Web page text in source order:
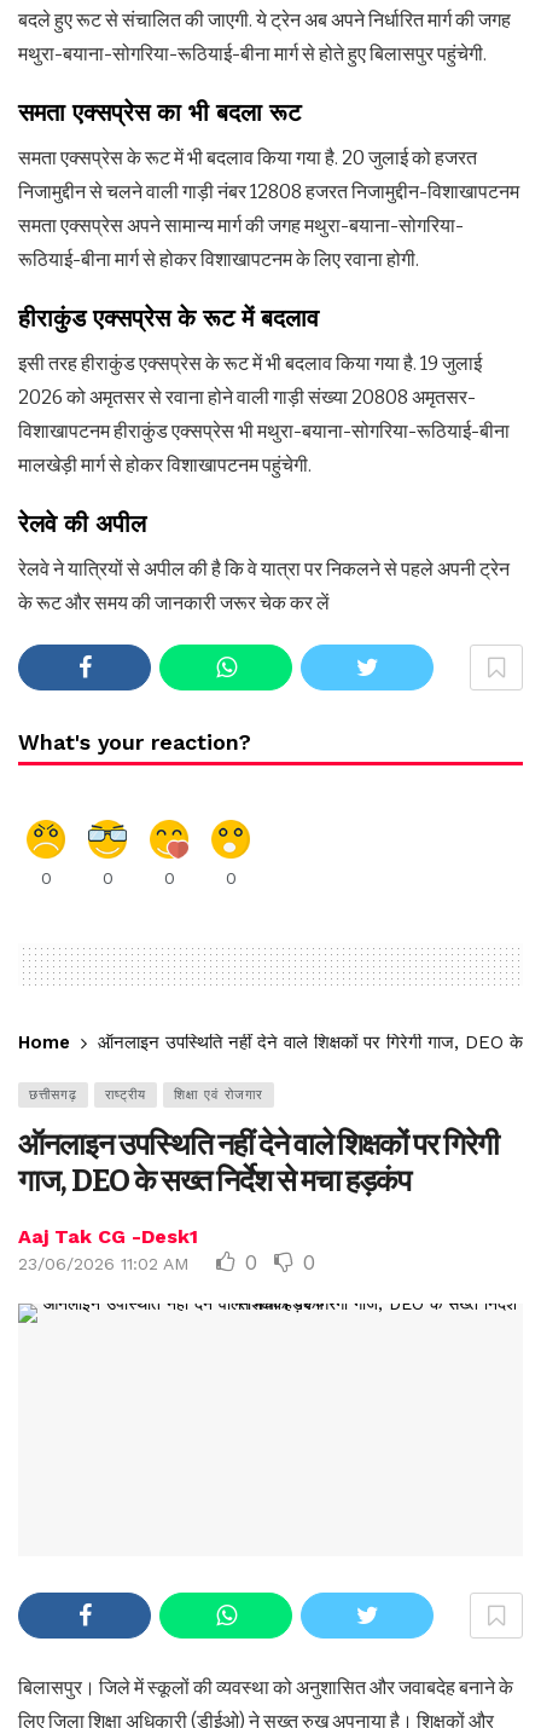
बदले हुए रूट से संचालित की जाएगी. ये ट्रेन अब अपने निर्धारित मार्ग की जगह
मथुरा-बयाना-सोगरिया-रूठियाई-बीना मार्ग से होते हुए बिलासपुर पहुंचेगी.
समता एक्सप्रेस का भी बदला रूट
समता एक्सप्रेस के रूट में भी बदलाव किया गया है. 20 जुलाई को हजरत
निजामुद्दीन से चलने वाली गाड़ी नंबर 12808 हजरत निजामुद्दीन-विशाखापटनम
समता एक्सप्रेस अपने सामान्य मार्ग की जगह मथुरा-बयाना-सोगरिया-
रूठियाई-बीना मार्ग से होकर विशाखापटनम के लिए रवाना होगी.
हीराकुंड एक्सप्रेस के रूट में बदलाव
इसी तरह हीराकुंड एक्सप्रेस के रूट में भी बदलाव किया गया है. 19 जुलाई
2026 को अमृतसर से रवाना होने वाली गाड़ी संख्या 20808 अमृतसर-
विशाखापटनम हीराकुंड एक्सप्रेस भी मथुरा-बयाना-सोगरिया-रूठियाई-बीना
मालखेड़ी मार्ग से होकर विशाखापटनम पहुंचेगी.
रेलवे की अपील
रेलवे ने यात्रियों से अपील की है कि वे यात्रा पर निकलने से पहले अपनी ट्रेन
के रूट और समय की जानकारी जरूर चेक कर लें
What's your reaction?
0 0 0 0
Home ऑनलाइन उपस्थिति नहीं देने वाले शिक्षकों पर गिरेगी गाज, DEO के
छत्तीसगढ़ राष्ट्रीय शिक्षा एवं रोजगार
ऑनलाइन उपस्थिति नहीं देने वाले शिक्षकों पर गिरेगी
गाज, DEO के सख्त निर्देश से मचा हड़कंप
Aaj Tak CG -Desk1
23/06/2026 11:02 AM 0 0
बिलासपुर। जिले में स्कूलों की व्यवस्था को अनुशासित और जवाबदेह बनाने के
लिए जिला शिक्षा अधिकारी (डीईओ) ने सख्त रुख अपनाया है। शिक्षकों और